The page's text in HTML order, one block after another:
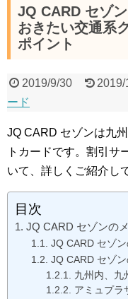
JQ CARD セゾ
おきたい交通系
ポイント
2019/9/30 2019/
ード
JQ CARD セゾンは九
トカードです。割引サ
いて、詳しくご紹介し
目次
JQ CARD セゾンの
JQ CARD セゾ
JQ CARD セゾ
九州内、九
アミュプラ